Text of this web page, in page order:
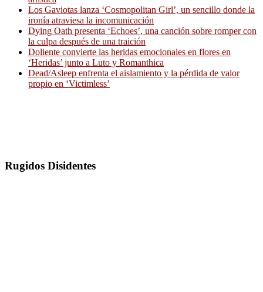
Los Gaviotas lanza ‘Cosmopolitan Girl’, un sencillo donde la
ironía atraviesa la incomunicación
Dying Oath presenta ‘Echoes’, una canción sobre romper con
la culpa después de una traición
Doliente convierte las heridas emocionales en flores en
‘Heridas’ junto a Luto y Romanthica
Dead/Asleep enfrenta el aislamiento y la pérdida de valor
propio en ‘Victimless’
Rugidos Disidentes